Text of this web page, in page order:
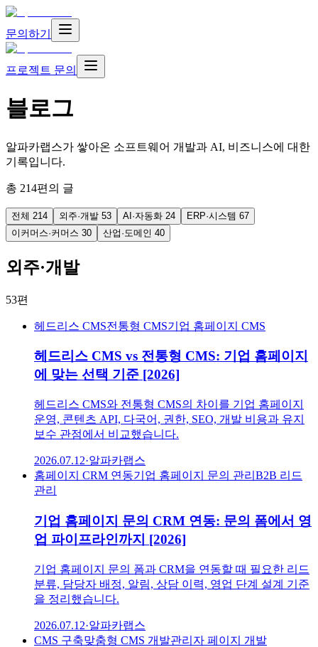
문의하기
프로젝트 문의
블로그
알파카랩스가 쌓아온 소프트웨어 개발과 AI, 비즈니스에 대한
기록입니다.
총 214편의 글
전체 214 외주·개발 53 AI·자동화 24 ERP·시스템 67
이커머스·커머스 30 산업·도메인 40
외주·개발
53편
헤드리스 CMS전통형 CMS기업 홈페이지 CMS
헤드리스 CMS vs 전통형 CMS: 기업 홈페이지
에 맞는 선택 기준 [2026]
헤드리스 CMS와 전통형 CMS의 차이를 기업 홈페이지
운영, 콘텐츠 API, 다국어, 권한, SEO, 개발 비용과 유지
보수 관점에서 비교했습니다.
2026.07.12·알파카랩스
홈페이지 CRM 연동기업 홈페이지 문의 관리 B2B 리드
관리
기업 홈페이지 문의 CRM 연동: 문의 폼에서 영
업 파이프라인까지 [2026]
기업 홈페이지 문의 폼과 CRM을 연동할 때 필요한 리드
분류, 담당자 배정, 알림, 상담 이력, 영업 단계 설계 기준
을 정리했습니다.
2026.07.12·알파카랩스
CMS 구축맞춤형 CMS 개발관리자 페이지 개발